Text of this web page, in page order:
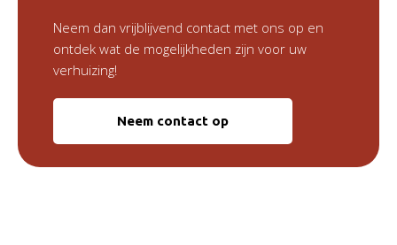
Neem dan vrijblijvend contact met ons op en
ontdek wat de mogelijkheden zijn voor uw
verhuizing!
Neem contact op